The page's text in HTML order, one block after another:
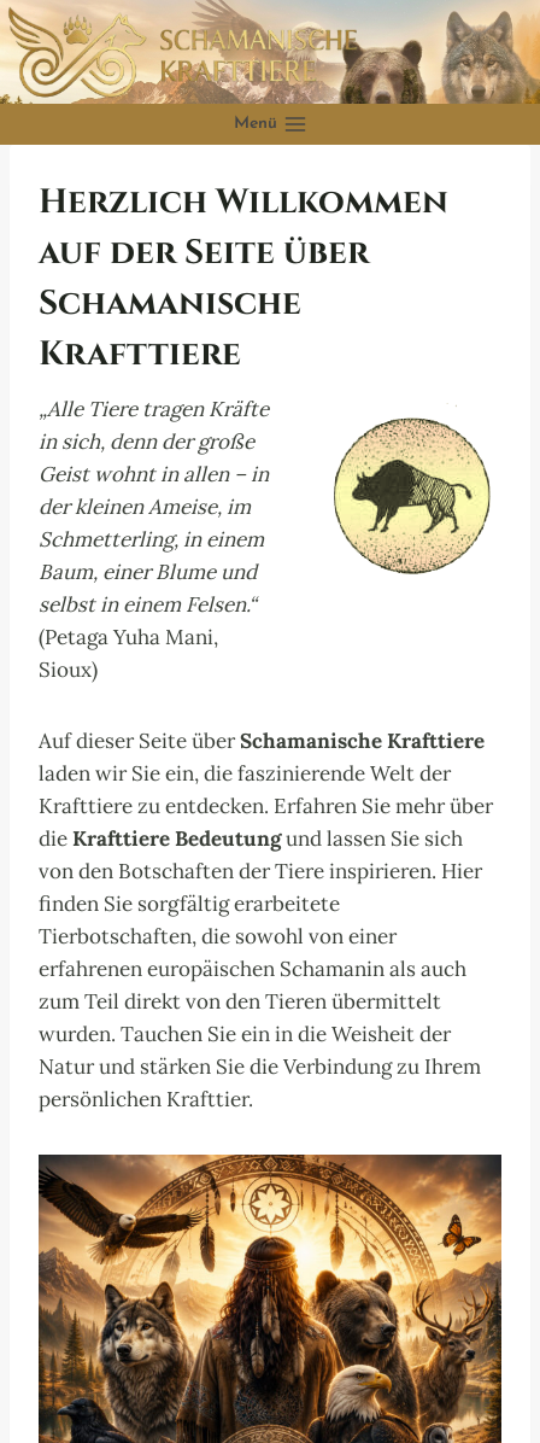
Zum
Inhalt
springen
Menü
Herzlich Willkommen
auf der Seite über
Schamanische
Krafttiere
„Alle Tiere tragen Kräfte
in sich, denn der große
Geist wohnt in allen – in
der kleinen Ameise, im
Schmetterling, in einem
Baum, einer Blume und
selbst in einem Felsen.“
(Petaga Yuha Mani,
Sioux)
Auf dieser Seite überSchamanische Krafttiere
laden wir Sie ein, die faszinierende Welt der
Krafttiere zu entdecken. Erfahren Sie mehr über
dieKrafttiere Bedeutungund lassen Sie sich
von den Botschaften der Tiere inspirieren. Hier
finden Sie sorgfältig erarbeitete
Tierbotschaften, die sowohl von einer
erfahrenen europäischen Schamanin als auch
zum Teil direkt von den Tieren übermittelt
wurden. Tauchen Sie ein in die Weisheit der
Natur und stärken Sie die Verbindung zu Ihrem
persönlichen Krafttier.